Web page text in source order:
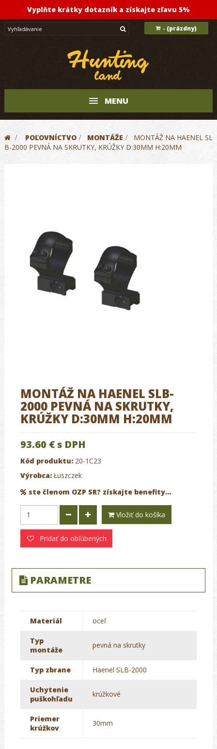
Vyplňte krátky dotazník a získajte zľavu 5%
- (prázdny)
MENU
> POĽOVNÍCTVO > MONTÁŽE >
MONTÁŽ NA HAENEL SL
B-2000 PEVNÁ NA SKRUTKY, KRÚŽKY D:30MM H:20MM
MONTÁŽ NA HAENEL SLB-
2000 PEVNÁ NA SKRUTKY,
KRÚŽKY D:30MM H:20MM
93.60 € s DPH
Kód produktu: 20-1C23
Výrobca: Łuszczek
ste členom OZP SR? získajte benefity...
Vložiť do košíka
Pridať do obľúbených
PARAMETRE
Materiál oceľ
Typ
montáže
pevná na skrutky
Typ zbrane Haenel SLB-2000
Uchytenie
puškohľadu
krúžkové
Priemer
krúžkov
30mm